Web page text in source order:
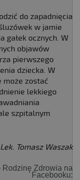
do zapadnięcia
w jamie
gałek ocznych. W
objawów
pierwszego
dziecka. W
może zostać
lekkiego
szpitalnym
Lek. Tomasz Waszak
Rodzinę Zdrowia na
Facebooku: